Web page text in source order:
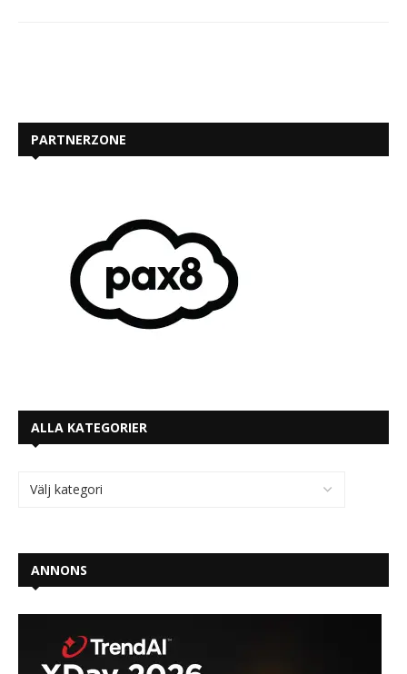
PARTNERZONE
ALLA KATEGORIER
ANNONS